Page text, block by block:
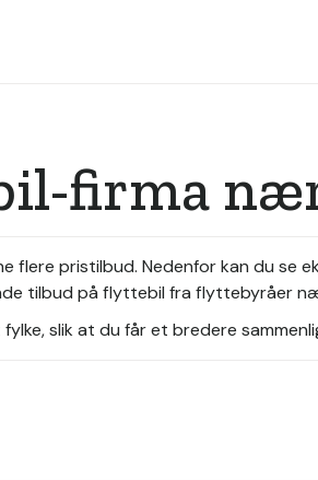
firma
flere pristilbud. Nedenfor kan du se
tilbud på flyttebil fra flyttebyråer
slik at du får et bredere